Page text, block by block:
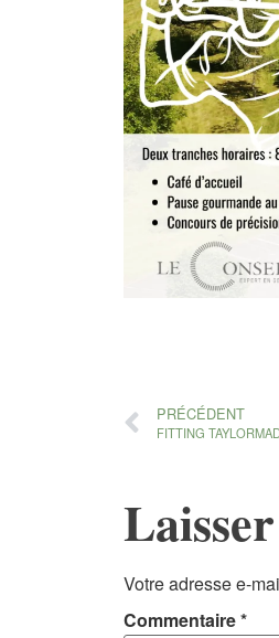
PRÉCÉDENT
FITTING
Votre adresse e-
Commentaire*